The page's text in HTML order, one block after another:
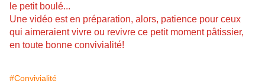
le petit boulé...
Une vidéo est en préparation, alors, patience pour ceux
qui aimeraient vivre ou revivre ce petit moment pâtissier,
en toute bonne convivialité!
#Convivialité